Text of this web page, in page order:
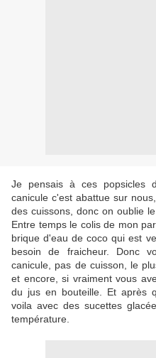
Je pensais à ces popsicles
canicule c'est abattue sur
des cuissons, donc on oublie
Entre temps le colis de mon
brique d'eau de coco qui est
besoin de fraicheur. Donc
canicule, pas de cuisson, le
et encore, si vraiment vous
du jus en bouteille. Et après
voila avec des sucettes
température.